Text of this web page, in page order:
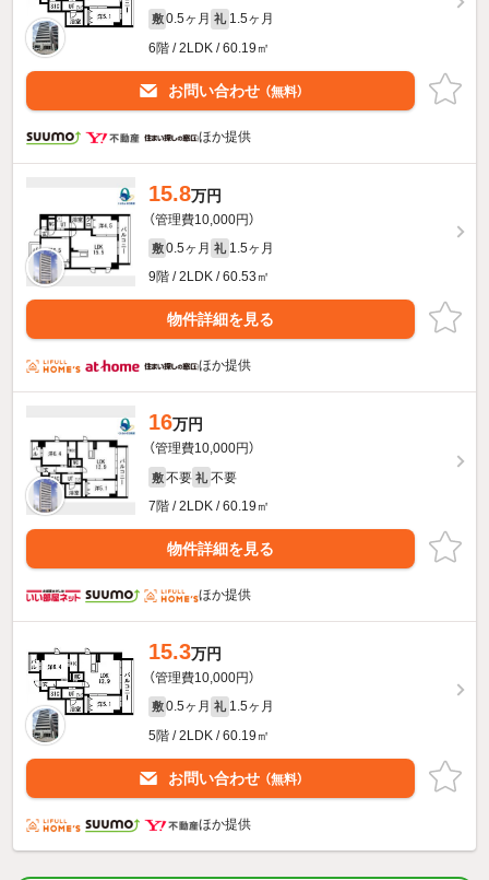
敷 0.5ヶ月 礼 1.5ヶ月
6階 / 2LDK / 60.19㎡
お問い合わせ （無料）
ほか提供
15.8万円
（管理費10,000円）
敷 0.5ヶ月 礼 1.5ヶ月
9階 / 2LDK / 60.53㎡
物件詳細を見る
ほか提供
16万円
（管理費10,000円）
敷 不要 礼 不要
7階 / 2LDK / 60.19㎡
物件詳細を見る
ほか提供
15.3万円
（管理費10,000円）
敷 0.5ヶ月 礼 1.5ヶ月
5階 / 2LDK / 60.19㎡
お問い合わせ （無料）
ほか提供